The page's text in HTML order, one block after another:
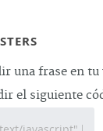
una frase en
el siguiente